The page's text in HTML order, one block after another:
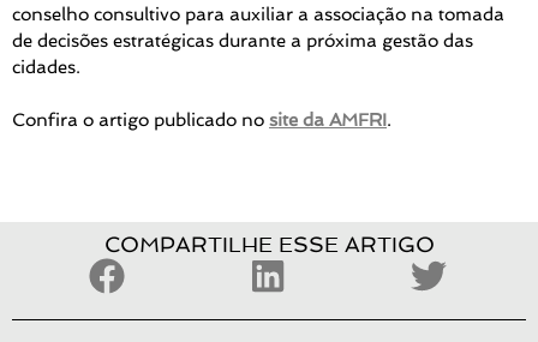
conselho consultivo para auxiliar a associação na tomada
de decisões estratégicas durante a próxima gestão das
cidades.
Confira o artigo publicado no site da AMFRI.
COMPARTILHE ESSE ARTIGO